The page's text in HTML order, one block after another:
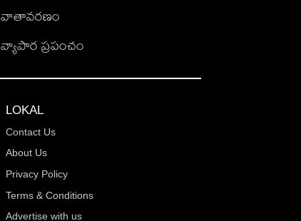
వాతావరణం
వ్యాపార ప్రపంచం
LOKAL
Contact Us
About Us
Privacy Policy
Terms & Conditions
Advertise with us